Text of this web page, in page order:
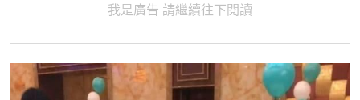
我是廣告 請繼續往下閱讀